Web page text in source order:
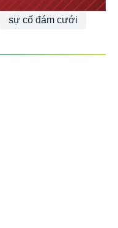
sự cố đám cưới